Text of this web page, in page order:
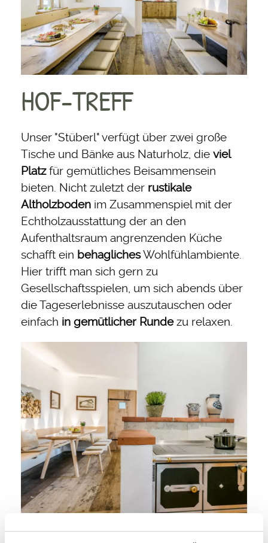
HOF-TREFF
Unser "Stüberl" verfügt über zwei große
Tische und Bänke aus Naturholz, die viel
Platzfür gemütliches Beisammensein
bieten. Nicht zuletzt der rustikale
Altholzboden im Zusammenspiel mit der
Echtholzausstattung der an den
Aufenthaltsraum angrenzenden Küche
schafft ein behaglichesWohlfühlambiente.
Hier trifft man sich gern zu
Gesellschaftsspielen, um sich abends über
die Tageserlebnisse auszutauschen oder
einfach in gemütlicher Rundezu relaxen.